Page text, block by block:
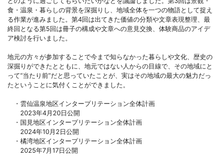
食・温泉・暮らしの背景を深掘りし、地域全体を一つの物語として捉え
る作業が進みました。第4回は出てきた価値の分類や文章表現整理、最
終回となる第5回は冊子の構成や文章への意見交換、体験商品のアイデ
ア検討を行いました。
地元の方々が参加することで今まで知らなかった暮らしや文化、歴史の
深掘りができたとともに、地元ではない人からの目線で、その地域にと
って“当たり前”だと思っていたことが、実はその地域の最大の魅力だっ
たということに気付くことができました。
・雲仙温泉地区インタープリテーション全体計画
2023年4月20日公開
・国見地区インタープリテーション全体計画
2024年10月2日公開
・橘湾地区インタープリテーション全体計画
2025年7月17日公開